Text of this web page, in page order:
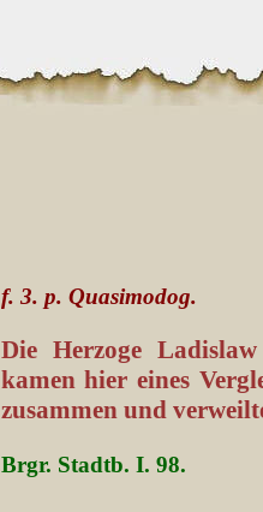
f. 3. p. Quasimodog.
Die Herzoge
kamen hier eines
zusammen und
Brgr. Stadtb. I. 98.